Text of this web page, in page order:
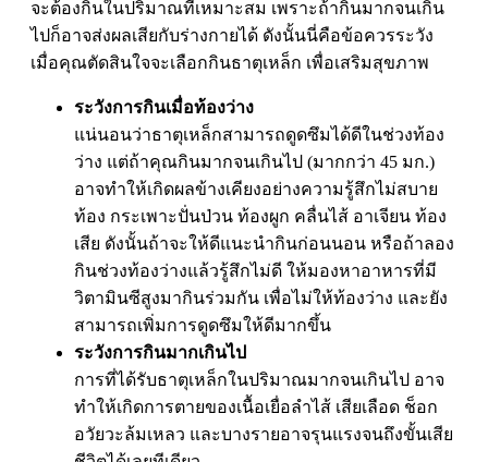
จะต้องกินในปริมาณที่เหมาะสม เพราะถ้ากินมากจนเกิน
ไปก็อาจส่งผลเสียกับร่างกายได้ ดังนั้นนี่คือข้อควรระวัง
เมื่อคุณตัดสินใจจะเลือกกินธาตุเหล็ก เพื่อเสริมสุขภาพ
ระวังการกินเมื่อท้องว่าง
แน่นอนว่าธาตุเหล็กสามารถดูดซึมได้ดีในช่วงท้อง
ว่าง แต่ถ้าคุณกินมากจนเกินไป (มากกว่า 45 มก.)
อาจทำให้เกิดผลข้างเคียงอย่างความรู้สึกไม่สบาย
ท้อง กระเพาะปั่นป่วน ท้องผูก คลื่นไส้ อาเจียน ท้อง
เสีย ดังนั้นถ้าจะให้ดีแนะนำกินก่อนนอน หรือถ้าลอง
กินช่วงท้องว่างแล้วรู้สึกไม่ดี ให้มองหาอาหารที่มี
วิตามินซีสูงมากินร่วมกัน เพื่อไม่ให้ท้องว่าง และยัง
สามารถเพิ่มการดูดซึมให้ดีมากขึ้น
ระวังการกินมากเกินไป
การที่ได้รับธาตุเหล็กในปริมาณมากจนเกินไป อาจ
ทำให้เกิดการตายของเนื้อเยื่อลำไส้ เสียเลือด ช็อก
อวัยวะล้มเหลว และบางรายอาจรุนแรงจนถึงขั้นเสีย